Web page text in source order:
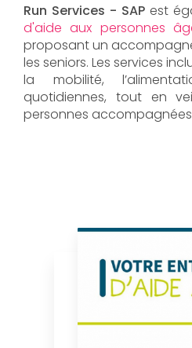
Run Services - SAP est
d'aide aux personnes
proposant un
les seniors. Les services
la mobilité,
quotidiennes, tout en
personnes